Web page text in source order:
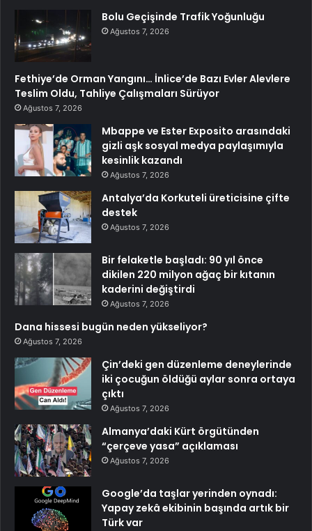
Bolu Geçişinde Trafik Yoğunluğu
Ağustos 7, 2026
Fethiye’de Orman Yangını… İnlice’de Bazı Evler Alevlere
Teslim Oldu, Tahliye Çalışmaları Sürüyor
Ağustos 7, 2026
Mbappe ve Ester Exposito arasındaki
gizli aşk sosyal medya paylaşımıyla
kesinlik kazandı
Ağustos 7, 2026
Antalya’da Korkuteli üreticisine çifte
destek
Ağustos 7, 2026
Bir felaketle başladı: 90 yıl önce
dikilen 220 milyon ağaç bir kıtanın
kaderini değiştirdi
Ağustos 7, 2026
Dana hissesi bugün neden yükseliyor?
Ağustos 7, 2026
Çin’deki gen düzenleme deneylerinde
iki çocuğun öldüğü aylar sonra ortaya
çıktı
Ağustos 7, 2026
Almanya’daki Kürt örgütünden
“çerçeve yasa” açıklaması
Ağustos 7, 2026
Google’da taşlar yerinden oynadı:
Yapay zekâ ekibinin başında artık bir
Türk var